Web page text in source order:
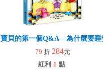
寶貝的第一個Q&A—為什麼要睡
79 折 284元
紅利 1 點